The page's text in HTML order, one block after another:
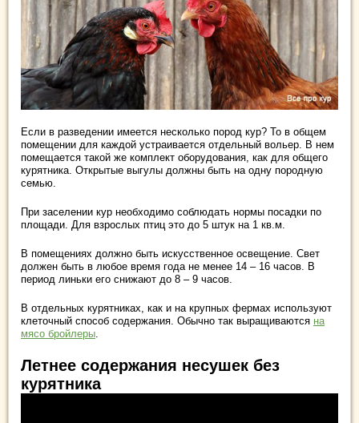
Если в разведении имеется несколько пород кур? То в общем
помещении для каждой устраивается отдельный вольер. В нем
помещается такой же комплект оборудования, как для общего
курятника. Открытые выгулы должны быть на одну породную
семью.
При заселении кур необходимо соблюдать нормы посадки по
площади. Для взрослых птиц это до 5 штук на 1 кв.м.
В помещениях должно быть искусственное освещение. Свет
должен быть в любое время года не менее 14 – 16 часов. В
период линьки его снижают до 8 – 9 часов.
В отдельных курятниках, как и на крупных фермах используют
клеточный способ содержания. Обычно так выращиваются на
мясо бройлеры
Летнее содержания несушек без
курятника